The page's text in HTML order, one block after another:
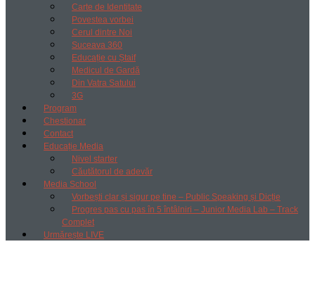
Carte de Identitate
Povestea vorbei
Cerul dintre Noi
Suceava 360
Educație cu Ștaif
Medicul de Gardă
Din Vatra Satului
3G
Program
Chestionar
Contact
Educație Media
Nivel starter
Căutătorul de adevăr
Media School
Vorbești clar și sigur pe tine – Public Speaking și Dicție
Progres pas cu pas în 5 întâlniri – Junior Media Lab – Track
Complet
Urmărește LIVE